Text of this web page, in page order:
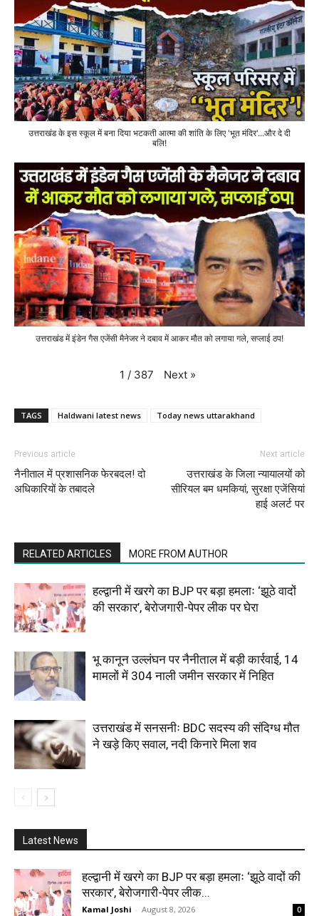
उत्तराखंड के इस स्कूल में बना दिया भटकती आत्मा की शांति के लिए 'भूत मंदिर'...और दे दी
बलि!
उत्तराखंड में इंडेन गैस एजेंसी मैनेजर ने दबाव में आकर मौत को लगाया गले, सप्लाई ठप!
1 / 387 Next »
TAGS Haldwani latest news Today news uttarakhand
Previous article
नैनीताल में प्रशासनिक फेरबदल! दो
अधिकारियों के तबादले
Next article
उत्तराखंड के जिला न्यायालयों को
सीरियल बम धमकियां, सुरक्षा एजेंसियां
हाई अलर्ट पर
RELATED ARTICLES MORE FROM AUTHOR
हल्द्वानी में खरगे का BJP पर बड़ा हमलाः ‘झूठे वादों
की सरकार’, बेरोजगारी-पेपर लीक पर घेरा
भू कानून उल्लंघन पर नैनीताल में बड़ी कार्रवाई, 14
मामलों में 304 नाली जमीन सरकार में निहित
उत्तराखंड में सनसनीः BDC सदस्य की संदिग्ध मौत
ने खड़े किए सवाल, नदी किनारे मिला शव
Latest News
हल्द्वानी में खरगे का BJP पर बड़ा हमलाः ‘झूठे वादों की
सरकार’, बेरोजगारी-पेपर लीक...
Kamal Joshi - August 8, 2026 0